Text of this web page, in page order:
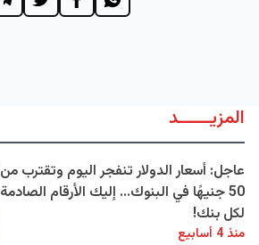
المزيــــــد
عاجل: أسعار الدولار تنفجر اليوم وتقترب من
50 جنيهًا في البنوك... إليك الأرقام الصادمة
لكل بنك!
منذ 4 أسابيع